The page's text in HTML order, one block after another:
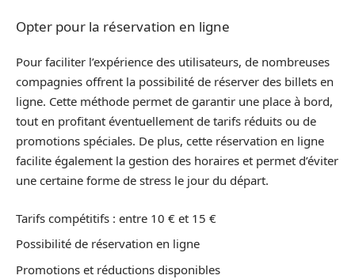
Opter pour la réservation en ligne
Pour faciliter l’expérience des utilisateurs, de nombreuses
compagnies offrent la possibilité de réserver des billets en
ligne. Cette méthode permet de garantir une place à bord,
tout en profitant éventuellement de tarifs réduits ou de
promotions spéciales. De plus, cette réservation en ligne
facilite également la gestion des horaires et permet d’éviter
une certaine forme de stress le jour du départ.
Tarifs compétitifs : entre 10 € et 15 €
Possibilité de réservation en ligne
Promotions et réductions disponibles